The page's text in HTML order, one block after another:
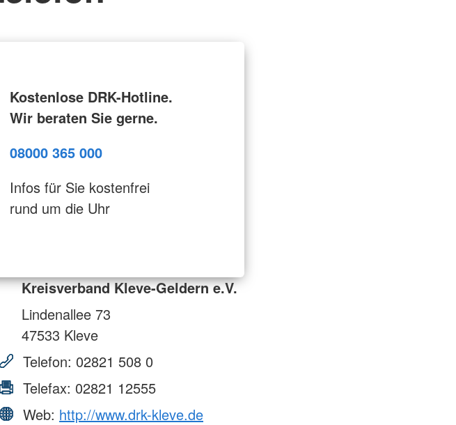
Kostenlose DRK-Hotline.
Wir beraten Sie gerne.
08000 365 000
Infos für Sie kostenfrei
rund um die Uhr
Kreisverband Kleve-Geldern e.V.
Lindenallee 73
47533 Kleve
Telefon: 02821 508 0
Telefax: 02821 12555
Web: http://www.drk-kleve.de